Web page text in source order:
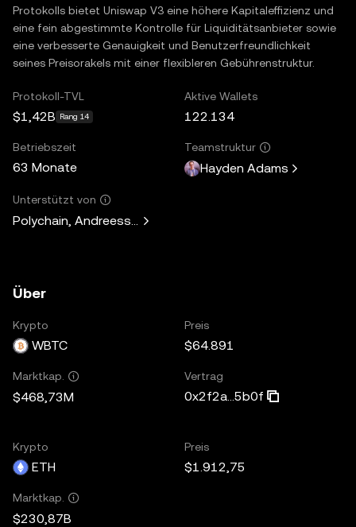
Protokolls bietet Uniswap V3 eine höhere Kapitaleffizienz und
eine fein abgestimmte Kontrolle für Liquiditätsanbieter sowie
eine verbesserte Genauigkeit und Benutzerfreundlichkeit
seines Preisorakels mit einer flexibleren Gebührenstruktur.
Protokoll-TVL
$1,42B Rang 14
Aktive Wallets
122.134
Betriebszeit
63 Monate
Teamstruktur
Hayden Adams
Unterstützt von
Polychain, Andreessen Horowitz, Paradigm, Variant Fund,
Über
Krypto
WBTC
Preis
$64.891
Marktkap.
$468,73M
Vertrag
0x2f2a...5b0f
Krypto
ETH
Preis
$1.912,75
Marktkap.
$230,87B